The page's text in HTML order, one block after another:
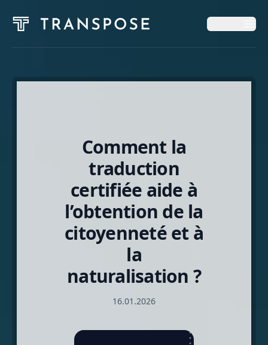
Accueil
À Propos
Comment la
traduction
certifiée aide à
l’obtention de la
citoyenneté et à
la
naturalisation ?
16.01.2026